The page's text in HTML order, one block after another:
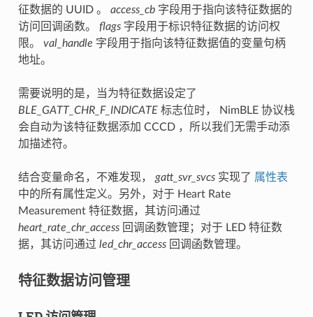
征数据的 UUID 。 access_cb字段用于指向该特征数据的
访问回调函数。 flags字段用于标识特征数据的访问权
限。 val_handle 字段用于指向该特征数据值的变量句柄
地址。
需要说明的是，当为特征数据设定了
BLE_GATT_CHR_F_INDICATE标志位时， NimBLE 协议栈
会自动为该特征数据添加 CCCD ，所以我们无需手动添
加描述符。
结合变量命名，不难发现， gatt_svr_svcs实现了 属性表
中的所有属性定义。另外，对于 Heart Rate
Measurement 特征数据，其访问通过
heart_rate_chr_access回调函数管理；对于 LED 特征数
据，其访问通过 led_chr_access回调函数管理。
特征数据访问管理